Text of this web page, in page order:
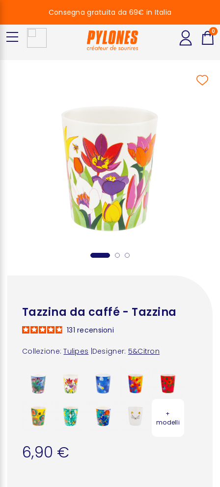
Tazzina da caffé - Tazzina
Collezione: Tulipes Designer: 5&Citron
131recensioni
+
modelli
6,90 €
Consegna gratuita da 69€ in Italia
0